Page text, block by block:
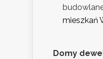
mieszkań
Domy